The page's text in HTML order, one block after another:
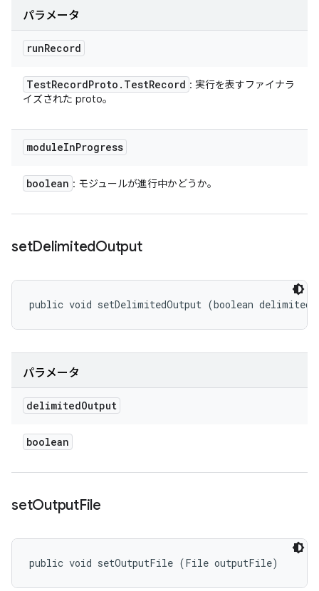
パラメータ
runRecord
TestRecordProto . TestRecord : 実行を表すファイナラ
イズされた proto。
moduleInProgress
boolean : モジュールが進行中かどうか。
setDelimitedOutput
public void setDelimitedOutput (boolean
パラメータ
delimitedOutput
boolean
setOutputFile
public void setOutputFile (File outputFile)